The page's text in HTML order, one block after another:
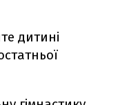
дитині